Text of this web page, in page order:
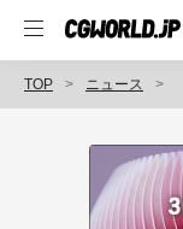
TOP ニュース